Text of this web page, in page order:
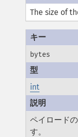
The size of
bytes
int
ペイロード
す。